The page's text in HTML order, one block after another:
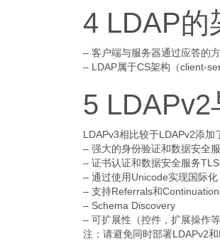
4 LDAP的
– 客户端与服务器通过应答的
– LDAP属于CS架构（client-
5 LDAPv2
LDAPv3相比较于LDAPv2添加
– 强大的身份验证和数据安全
– 证书认证和数据安全服务
– 通过使用Unicode实现国际化
– 支持Referrals和
– Schema Discovery
– 可扩展性（控件，扩展操作等
注：请避免同时部署LDAPv2